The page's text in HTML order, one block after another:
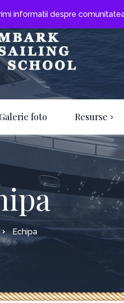
Galerie foto Resurse
Cursuri
Chestionare
Alte materiale
Echipa
informatii despre